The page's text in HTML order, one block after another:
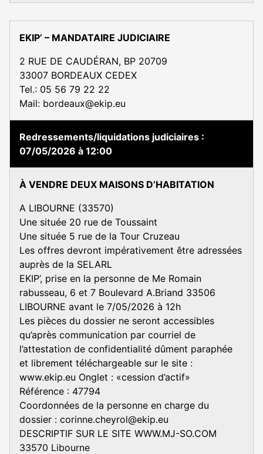
EKIP’ – MANDATAIRE JUDICIAIRE
2 RUE DE CAUDÉRAN, BP 20709
33007 BORDEAUX CEDEX
Tel.: 05 56 79 22 22
Mail: bordeaux@ekip.eu
Redressements/liquidations judiciaires
07/05/2026 à 12:00
À VENDRE DEUX MAISONS D’HABITATION
A LIBOURNE (33570)
Une située 20 rue de Toussaint
Une située 5 rue de la Tour Cruzeau
Les offres devront impérativement être adressées
auprès de la SELARL
EKIP’, prise en la personne de Me Romain
rabusseau, 6 et 7 Boulevard A.Briand 33506
LIBOURNE avant le 7/05/2026 à 12h
Les pièces du dossier ne seront accessibles
qu’après communication par courriel de
l’attestation de confidentialité dûment paraphée
et librement téléchargeable sur le site :
www.ekip.eu Onglet : «cession d’actif»
Référence : 47794
Coordonnées de la personne en charge du
dossier : corinne.cheyrol@ekip.eu
DESCRIPTIF SUR LE SITE WWW.MJ-SO.COM
33570 Libourne